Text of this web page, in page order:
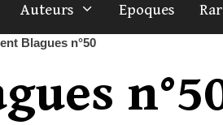
Auteurs Epoques
Blagues n°50